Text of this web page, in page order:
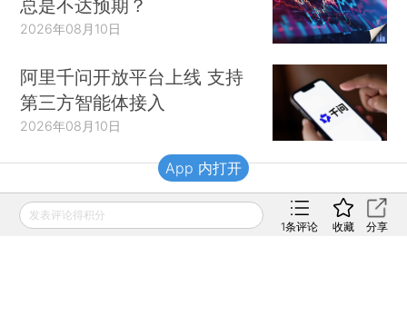
总是不达预期？
2026年08月10日
阿里千问开放平台上线 支持
第三方智能体接入
2026年08月10日
财新移动
发表评论得积分
1条评论 收藏 分享
App 内打开